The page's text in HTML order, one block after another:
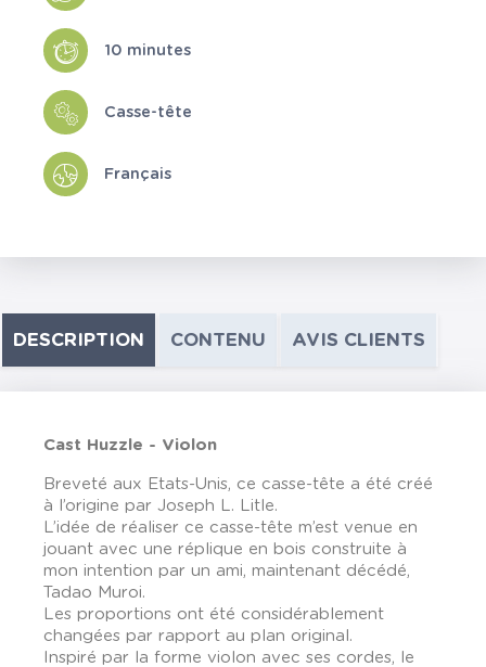
10 minutes
Casse-tête
Français
DESCRIPTION CONTENU AVIS CLIENTS
Cast Huzzle - Violon
Breveté aux Etats-Unis, ce casse-tête a été créé
à l’origine par Joseph L. Litle.
L’idée de réaliser ce casse-tête m’est venue en
jouant avec une réplique en bois construite à
mon intention par un ami, maintenant décédé,
Tadao Muroi.
Les proportions ont été considérablement
changées par rapport au plan original.
Inspiré par la forme violon avec ses cordes, le